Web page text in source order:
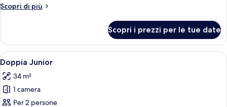
Scopri di più
Altri
Superior
Scopri i prezzi per le tue date
Apri
tutte
le
foto
per
Una camera d'albergo con un letto
4
Doppia Junior
34 m²
1 camera
Per 2 persone